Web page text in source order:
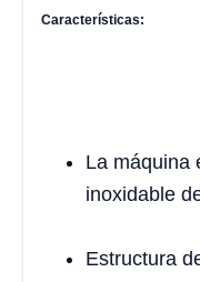
Características:
La máquina
inoxidable
Estructura